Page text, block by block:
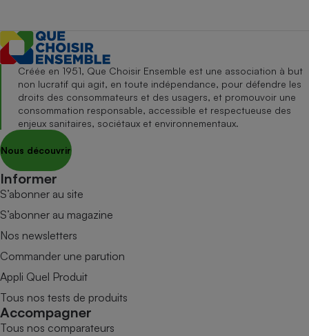
Créée en 1951, Que Choisir Ensemble est une association à but
non lucratif qui agit, en toute indépendance, pour défendre les
droits des consommateurs et des usagers, et promouvoir une
consommation responsable, accessible et respectueuse des
enjeux sanitaires, sociétaux et environnementaux.
Nous découvrir
Informer
S’abonner au site
S’abonner au magazine
Nos newsletters
Commander une parution
Appli Quel Produit
Tous nos tests de produits
Accompagner
Tous nos comparateurs